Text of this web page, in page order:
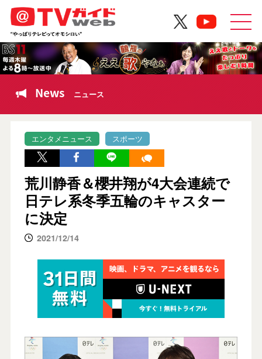
News ニュース
エンタメニュース スポーツ
荒川静香＆櫻井翔が4大会連続で
日テレ系冬季五輪のキャスター
に決定
2021/12/14